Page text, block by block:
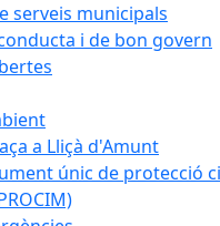
serveis municipals
i de bon govern
a Lliçà d'Amunt
únic de protecció